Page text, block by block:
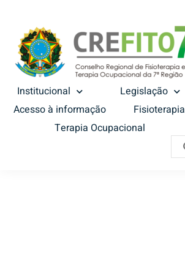
Institucional
Legislação
Acesso à informação
Fisioterapia
Terapia Ocupacional